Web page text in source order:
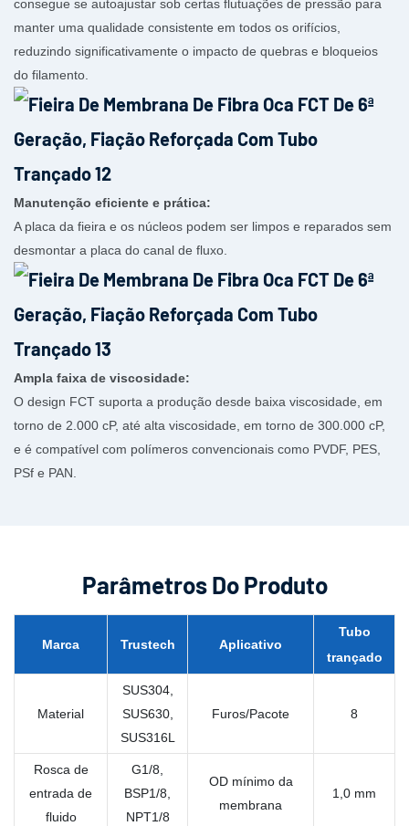
consegue se autoajustar sob certas flutuações de pressão para
manter uma qualidade consistente em todos os orifícios,
reduzindo significativamente o impacto de quebras e bloqueios
do filamento.
Manutenção eficiente e prática:
A placa da fieira e os núcleos podem ser limpos e reparados sem
desmontar a placa do canal de fluxo.
Ampla faixa de viscosidade:
O design FCT suporta a produção desde baixa viscosidade, em
torno de 2.000 cP, até alta viscosidade, em torno de 300.000 cP,
e é compatível com polímeros convencionais como PVDF, PES,
PSf e PAN.
Parâmetros Do Produto
Marca Trustech Aplicativo
Tubo
trançado
Material
SUS304,
SUS630,
SUS316L
Furos/Pacote 8
Rosca de
entrada de
fluido
G1/8,
BSP1/8,
NPT1/8
OD mínimo da
membrana
1,0 mm